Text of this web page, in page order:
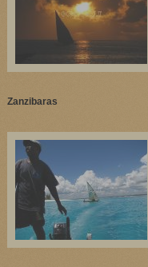
Zanzibaras